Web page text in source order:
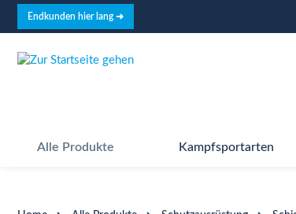
Zur Hauptnavigation springen
Endkunden hier lang ➜
Alle Produkte Kampfsportarten